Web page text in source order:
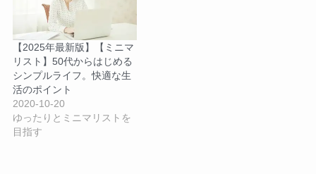
【2025年最新版】【ミニマ
リスト】50代からはじめる
シンプルライフ。快適な生
活のポイント
2020-10-20
ゆったりとミニマリストを
目指す